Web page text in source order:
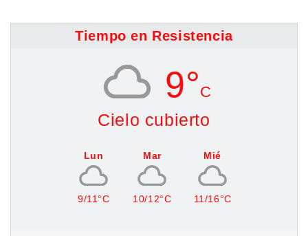
Tiempo en Resistencia
9°C
Cielo cubierto
Lun
9/11°C
Mar
10/12°C
Mié
11/16°C